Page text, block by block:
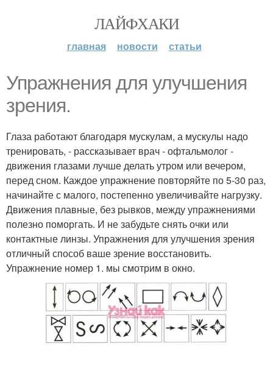
ЛАЙФХАКИ
главная новости статьи
Упражнения для улучшения
зрения.
Глаза работают благодаря мускулам, а мускулы надо
тренировать, - рассказывает врач - офтальмолог -
движения глазами лучше делать утром или вечером,
перед сном. Каждое упражнение повторяйте по 5-30 раз,
начинайте с малого, постепенно увеличивайте нагрузку.
Движения плавные, без рывков, между упражнениями
полезно поморгать. И не забудьте снять очки или
контактные линзы. Упражнения для улучшения зрения
отличный способ ваше зрение восстановить.
Упражнение номер 1. мы смотрим в окно.